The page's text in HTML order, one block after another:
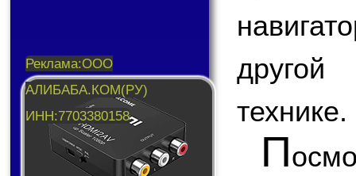
другой
технике.
П